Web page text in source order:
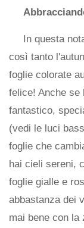
In questa
così tanto
foglie colorate
felice! Anche se
fantastico,
(vedi le luci
foglie che
hai cieli sereni,
foglie gialle e
abbastanza dei
mai bene con la